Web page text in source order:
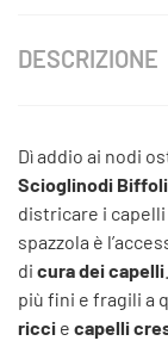
DESCRIZIONE
Dì addio ai nodi
Scioglinodi Biffoli
districare i
spazzola è
di cura dei capelli
più fini e fragili a
ricci e capelli